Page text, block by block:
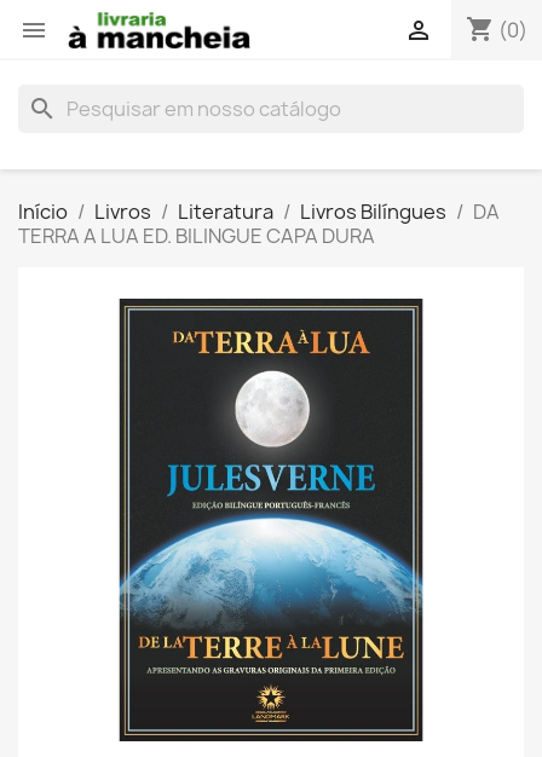
 shopping_cart (0)

search
Início Livros Literatura Livros Bilíngues
DA
TERRA A LUA ED. BILINGUE CAPA DURA